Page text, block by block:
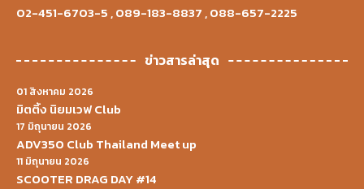
02-451-6703-5,089-183-8837,088-657-2225
ข่าวสารล่าสุด
01 สิงหาคม 2026
มิตติ้ง นิยมเวฟ Club
17 มิถุนายน 2026
ADV350 Club Thailand Meet up
11 มิถุนายน 2026
SCOOTER DRAG DAY #14